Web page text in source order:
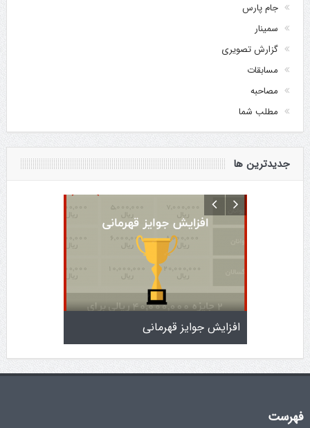
جام پارس
سمینار
گزارش تصویری
مسابقات
مصاحبه
مطلب شما
جدیدترین ها
سمینار افزایش جوایز قهرمانی
فهرست